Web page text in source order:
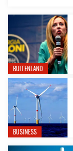
BUITENLAND
BUSINESS